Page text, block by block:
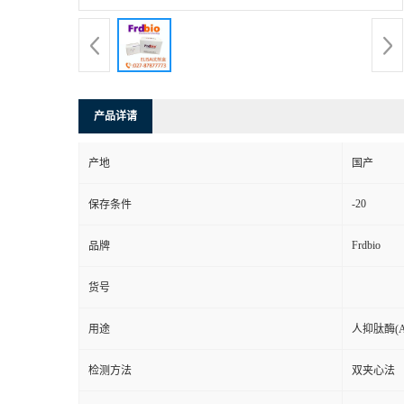
产品详请
产地 国产
保存条件 -20
品牌 Frdbio
货号
用途 人抑肽酶
检测方法 双夹心法